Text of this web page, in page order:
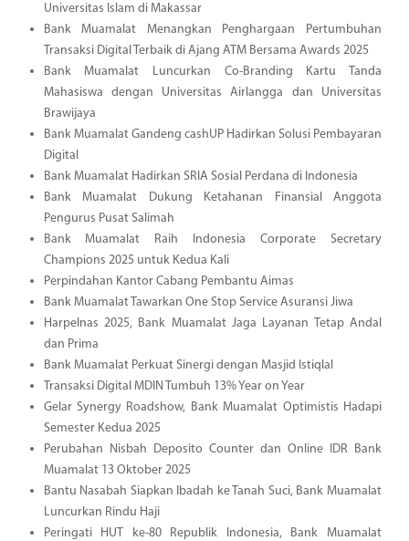
Universitas Islam di Makassar
Bank Muamalat Menangkan Penghargaan Pertumbuhan
Transaksi Digital Terbaik di Ajang ATM Bersama Awards 2025
Bank Muamalat Luncurkan Co-Branding Kartu Tanda
Mahasiswa dengan Universitas Airlangga dan Universitas
Brawijaya
Bank Muamalat Gandeng cashUP Hadirkan Solusi Pembayaran
Digital
Bank Muamalat Hadirkan SRIA Sosial Perdana di Indonesia
Bank Muamalat Dukung Ketahanan Finansial Anggota
Pengurus Pusat Salimah
Bank Muamalat Raih Indonesia Corporate Secretary
Champions 2025 untuk Kedua Kali
Perpindahan Kantor Cabang Pembantu Aimas
Bank Muamalat Tawarkan One Stop Service Asuransi Jiwa
Harpelnas 2025, Bank Muamalat Jaga Layanan Tetap Andal
dan Prima
Bank Muamalat Perkuat Sinergi dengan Masjid Istiqlal
Transaksi Digital MDIN Tumbuh 13% Year on Year
Gelar Synergy Roadshow, Bank Muamalat Optimistis Hadapi
Semester Kedua 2025
Perubahan Nisbah Deposito Counter dan Online IDR Bank
Muamalat 13 Oktober 2025
Bantu Nasabah Siapkan Ibadah ke Tanah Suci, Bank Muamalat
Luncurkan Rindu Haji
Peringati HUT ke-80 Republik Indonesia, Bank Muamalat